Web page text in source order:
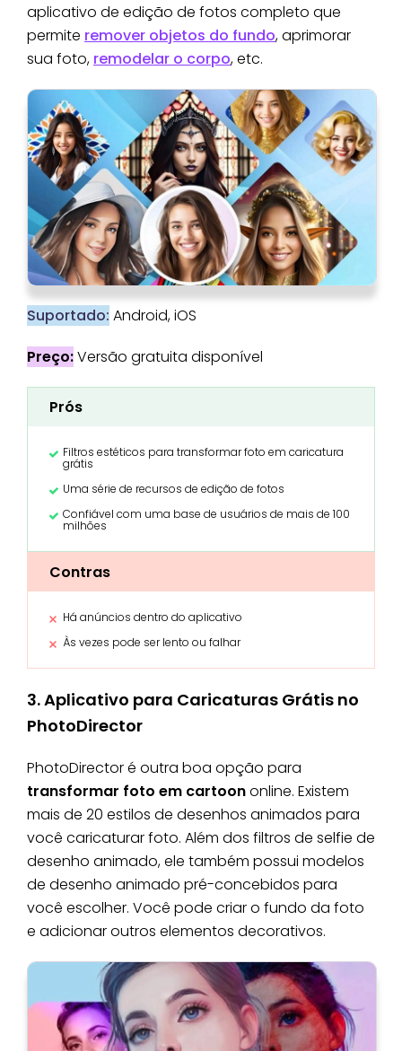
aplicativo de edição de fotos completo que
permite remover objetos do fundo, aprimorar
sua foto, remodelar o corpo, etc.
Suportado: Android, iOS
Preço:Versão gratuita disponível
Prós
Filtros estéticos para transformar foto em caricatura
grátis
Uma série de recursos de edição de fotos
Confiável com uma base de usuários de mais de 100
milhões
Contras
Há anúncios dentro do aplicativo
Às vezes pode ser lento ou falhar
3. Aplicativo para Caricaturas Grátis no
PhotoDirector
PhotoDirector é outra boa opção para
transformar foto em cartoononline. Existem
mais de 20 estilos de desenhos animados para
você caricaturar foto. Além dos filtros de selfie de
desenho animado, ele também possui modelos
de desenho animado pré-concebidos para
você escolher. Você pode criar o fundo da foto
e adicionar outros elementos decorativos.